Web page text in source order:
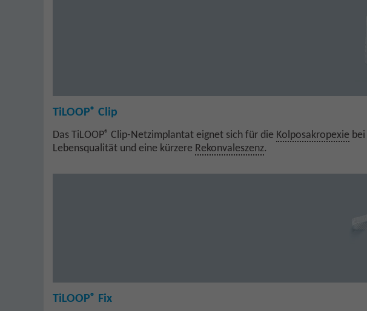
TiLOOP® Clip
Das TiLOOP® Clip-Netzimplantat eignet sich für die Kolposakropexie bei
Lebensqualität und eine kürzere Rekonvaleszenz.
TiLOOP® Fix